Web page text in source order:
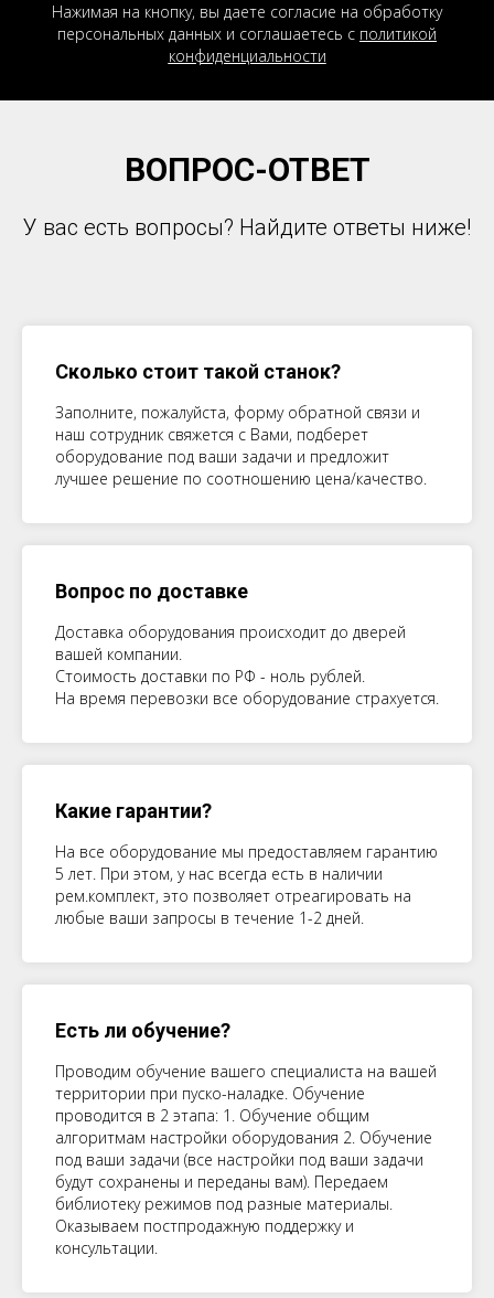
Нажимая на кнопку, вы даете согласие на обработку
персональных данных и соглашаетесь c политикой
конфиденциальности
ВОПРОС-ОТВЕТ
У вас есть вопросы? Найдите ответы ниже!
Сколько стоит такой станок?
Заполните, пожалуйста, форму обратной связи и
наш сотрудник свяжется с Вами, подберет
оборудование под ваши задачи и предложит
лучшее решение по соотношению цена/качество.
Вопрос по доставке
Доставка оборудования происходит до дверей
вашей компании.
Стоимость доставки по РФ - ноль рублей.
На время перевозки все оборудование страхуется.
Какие гарантии?
На все оборудование мы предоставляем гарантию
5 лет. При этом, у нас всегда есть в наличии
рем.комплект, это позволяет отреагировать на
любые ваши запросы в течение 1-2 дней.
Есть ли обучение?
Проводим обучение вашего специалиста на вашей
территории при пуско-наладке. Обучение
проводится в 2 этапа: 1. Обучение общим
алгоритмам настройки оборудования 2. Обучение
под ваши задачи (все настройки под ваши задачи
будут сохранены и переданы вам). Передаем
библиотеку режимов под разные материалы.
Оказываем постпродажную поддержку и
консультации.